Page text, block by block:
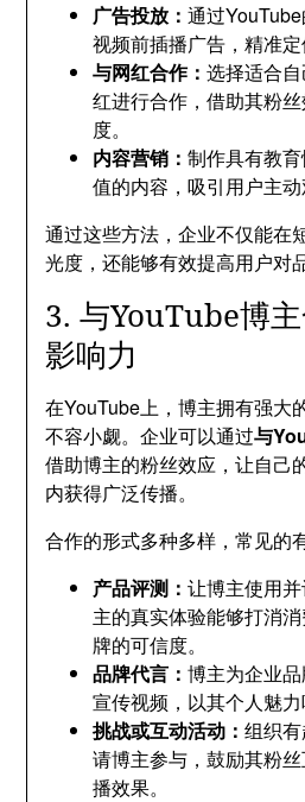
广告投放：通过
视频前插播广告，精准定
与网红合作：选择适合
红进行合作，借助其粉
度。
内容营销：制作具有教
值的内容，吸引用户主动
通过这些方法，企业不仅能在
光度，还能够有效提高用户对
3. 与YouTube博
影响力
在YouTube上，博主拥有强大
不容小觑。企业可以通过与
借助博主的粉丝效应，让自己
内获得广泛传播。
合作的形式多种多样，常见的
产品评测：让博主使用
主的真实体验能够打消
牌的可信度。
品牌代言：博主为企业
宣传视频，以其个人魅力
挑战或互动活动：组织
请博主参与，鼓励其粉
播效果。